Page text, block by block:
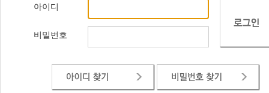
아이디
비밀번호